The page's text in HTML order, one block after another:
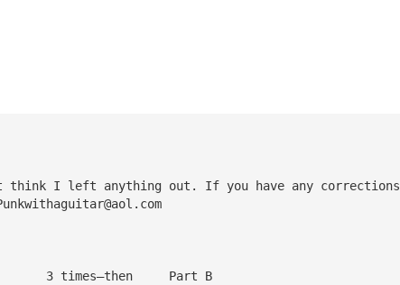
think I left anything out. If you have any corrections
3 times—then     Part B